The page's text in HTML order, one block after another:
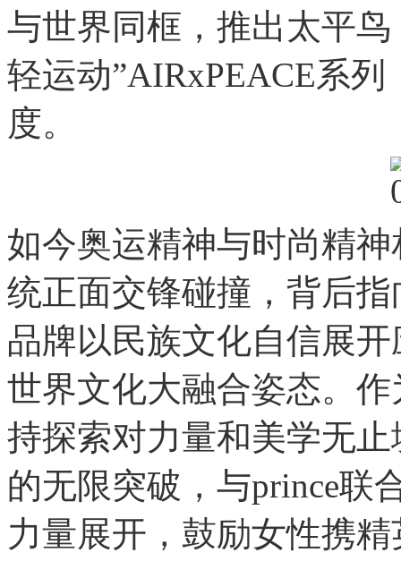
与世界同框，推出太平
轻运动”AIRxPEACE系
度。
如今奥运精神与时尚精
统正面交锋碰撞，背后
品牌以民族文化自信展
世界文化大融合姿态。
持探索对力量和美学无
的无限突破，与prince联
力量展开，鼓励女性携